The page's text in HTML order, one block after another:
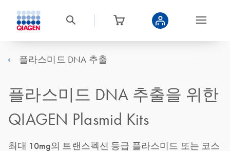
플라스미드 DNA 추출
플라스미드 DNA 추출을 위한
QIAGEN Plasmid Kits
최대 10mg의 트랜스펙션 등급 플라스미드 또는 코스